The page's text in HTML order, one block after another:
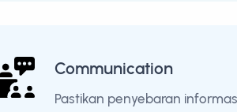
Communication
Pastikan penyebaran